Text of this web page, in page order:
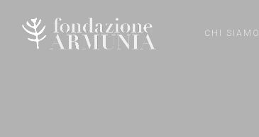
CHI SIAMO